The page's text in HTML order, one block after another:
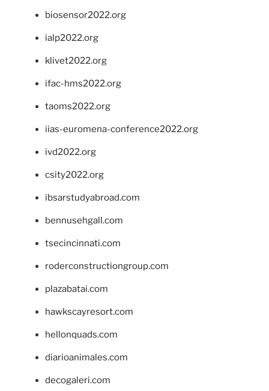
biosensor2022.org
ialp2022.org
klivet2022.org
ifac-hms2022.org
taoms2022.org
iias-euromena-conference2022.org
ivd2022.org
csity2022.org
ibsarstudyabroad.com
bennusehgall.com
tsecincinnati.com
roderconstructiongroup.com
plazabatai.com
hawkscayresort.com
hellonquads.com
diarioanimales.com
decogaleri.com